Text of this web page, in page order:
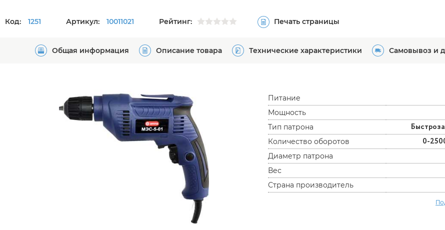
Код: 1251 Артикул: 10011021 Рейтинг: Печать страницы
Общая информация Описание товара Технические характеристики Самовывоз и
Питание
Мощность
Тип патрона
Количество оборотов 0-
Диаметр патрона
Вес
Страна производитель